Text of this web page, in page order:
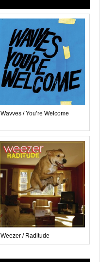
Wavves / You’re Welcome
Weezer / Raditude